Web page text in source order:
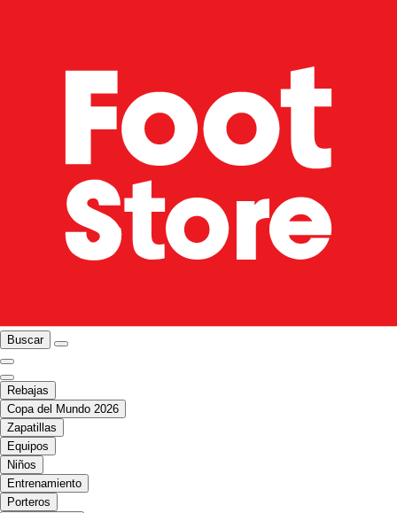
Buscar
Rebajas
Copa del Mundo 2026
Zapatillas
Equipos
Niños
Entrenamiento
Porteros